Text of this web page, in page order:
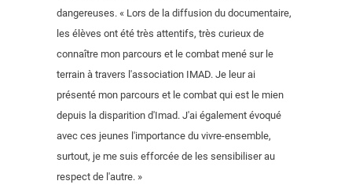
dangereuses. « Lors de la diffusion du documentaire,
les élèves ont été très attentifs, très curieux de
connaître mon parcours et le combat mené sur le
terrain à travers l'association IMAD. Je leur ai
présenté mon parcours et le combat qui est le mien
depuis la disparition d'Imad. J'ai également évoqué
avec ces jeunes l'importance du vivre-ensemble,
surtout, je me suis efforcée de les sensibiliser au
respect de l'autre. »